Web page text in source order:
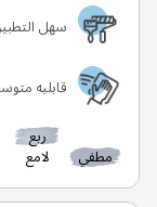
سهل
قابليه
مطفي
ربع
لامع